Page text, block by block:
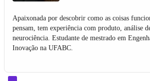
Apaixonada por descobrir como as coisas
pensam, tem experiência com produto, análise
neurociência. Estudante de mestrado em
Inovação na UFABC.